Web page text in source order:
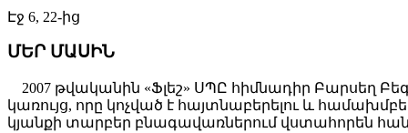
Էջ 6, 22-ից
ՄԵՐ ՄԱՍԻՆ
2007 թվականին «Ֆլեշ» ՍՊԸ հիմնադիր Բարսեղ
կառույց, որը կոչված է հայտնաբերելու և
կյանքի տարբեր բնագավառներում վստահորեն